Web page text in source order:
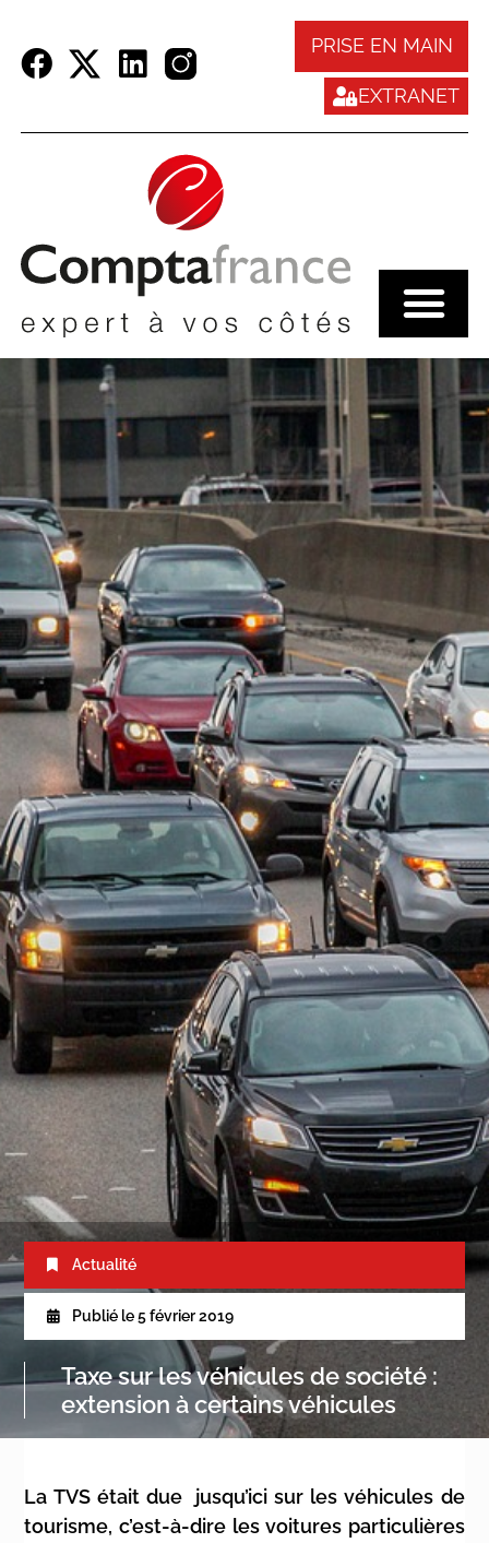
PRISE EN MAIN
EXTRANET
Actualité
Publié le 5 février 2019
Taxe sur les véhicules de société :
extension à certains véhicules
La TVS était due jusqu’ici sur les véhicules de
tourisme, c’est-à-dire les voitures particulières